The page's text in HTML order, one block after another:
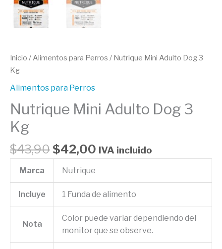
Inicio /Alimentos para Perros / Nutrique Mini Adulto Dog 3
Kg
Alimentos para Perros
Nutrique Mini Adulto Dog 3
Kg
$43,90 $42,00 IVA incluido
Marca Nutrique
Incluye 1 Funda de alimento
Nota
Color puede variar dependiendo del
monitor que se observe.